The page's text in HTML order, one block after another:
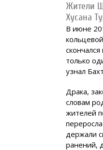
Жители
Хусана
В июне
только
узнал
Драка,
словам
жителей
держали
ранений,